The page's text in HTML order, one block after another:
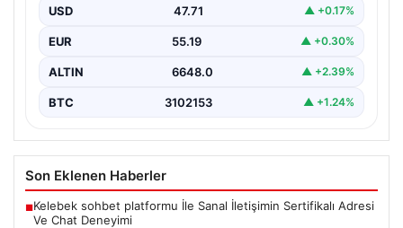
Avrupa’nın önemli golcülerinden Romelu Lukaku’nun
çıkıyor.…
USD 47.71 ▲ +0.17%
EUR 55.19 ▲ +0.30%
ALTIN 6648.0 ▲ +2.39%
BTC 3102153 ▲ +1.24%
Son Eklenen Haberler
■Kelebek sohbet platformu İle Sanal İletişimin Sertifikalı Adresi
Ve Chat Deneyimi